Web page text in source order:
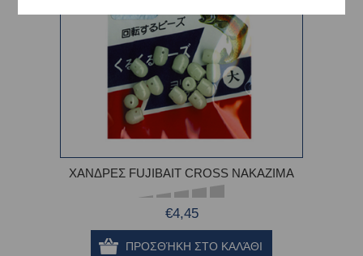
ΧΑΝΔΡΕΣ FUJIBAIT CROSS NAKAZIMA
€4,45